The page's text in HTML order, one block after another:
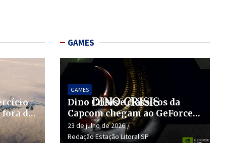
do
GAMES
GAMES
Dino Crisis e clássicos da
Capcom chegam ao GeForce
NOW
23 de julho de 2026
Redação Estação Litoral SP